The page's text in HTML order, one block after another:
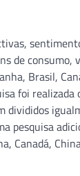
de
Brasil,
foi
divididos
pesquisa
Canadá,